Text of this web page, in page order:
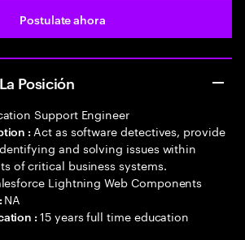
Postulate ahora
Posición
Support Engineer
: Act as software detectives, provide
and solving issues within
of critical business systems.
Lightning Web Components
NA
:15 years full time education